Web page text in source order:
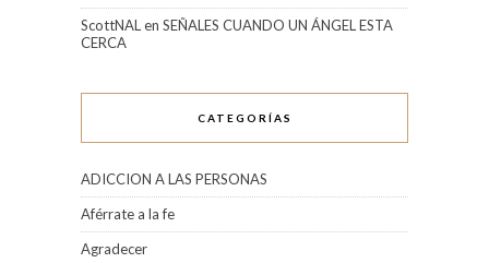
ScottNAL en SEÑALES CUANDO UN ÁNGEL ESTA
CERCA
CATEGORÍAS
ADICCION A LAS PERSONAS
Aférrate a la fe
Agradecer